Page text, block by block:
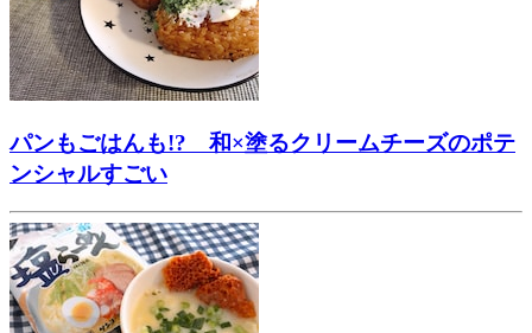
パンもごはんも!? 和×塗るクリームチーズのポテ
ンシャルすごい